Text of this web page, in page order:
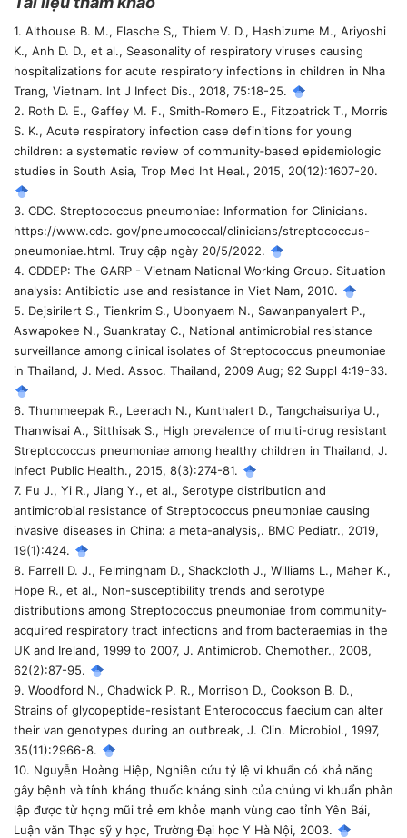
1. Althouse B. M., Flasche S,, Thiem V. D., Hashizume M., Ariyoshi
K., Anh D. D., et al., Seasonality of respiratory viruses causing
hospitalizations for acute respiratory infections in children in Nha
Trang, Vietnam. Int J Infect Dis., 2018, 75:18-25.
2. Roth D. E., Gaffey M. F., Smith‐Romero E., Fitzpatrick T., Morris
S. K., Acute respiratory infection case definitions for young
children: a systematic review of community‐based epidemiologic
studies in South Asia, Trop Med Int Heal., 2015, 20(12):1607-20.
3. CDC. Streptococcus pneumoniae: Information for Clinicians.
https://www.cdc. gov/pneumococcal/clinicians/streptococcus-
pneumoniae.html. Truy cập ngày 20/5/2022.
4. CDDEP: The GARP - Vietnam National Working Group. Situation
analysis: Antibiotic use and resistance in Viet Nam, 2010.
5. Dejsirilert S., Tienkrim S., Ubonyaem N., Sawanpanyalert P.,
Aswapokee N., Suankratay C., National antimicrobial resistance
surveillance among clinical isolates of Streptococcus pneumoniae
in Thailand, J. Med. Assoc. Thailand, 2009 Aug; 92 Suppl 4:19-33.
6. Thummeepak R., Leerach N., Kunthalert D., Tangchaisuriya U.,
Thanwisai A., Sitthisak S., High prevalence of multi-drug resistant
Streptococcus pneumoniae among healthy children in Thailand, J.
Infect Public Health., 2015, 8(3):274-81.
7. Fu J., Yi R., Jiang Y., et al., Serotype distribution and
antimicrobial resistance of Streptococcus pneumoniae causing
invasive diseases in China: a meta-analysis,. BMC Pediatr., 2019,
19(1):424.
8. Farrell D. J., Felmingham D., Shackcloth J., Williams L., Maher K.,
Hope R., et al., Non-susceptibility trends and serotype
distributions among Streptococcus pneumoniae from community-
acquired respiratory tract infections and from bacteraemias in the
UK and Ireland, 1999 to 2007, J. Antimicrob. Chemother., 2008,
62(2):87-95.
9. Woodford N., Chadwick P. R., Morrison D., Cookson B. D.,
Strains of glycopeptide-resistant Enterococcus faecium can alter
their van genotypes during an outbreak, J. Clin. Microbiol., 1997,
35(11):2966-8.
10. Nguyễn Hoàng Hiệp, Nghiên cứu tỷ lệ vi khuẩn có khả năng
gây bệnh và tính kháng thuốc kháng sinh của chủng vi khuẩn phân
lập được từ họng mũi trẻ em khỏe mạnh vùng cao tỉnh Yên Bái,
Luận văn Thạc sỹ y học, Trường Đại học Y Hà Nội, 2003.